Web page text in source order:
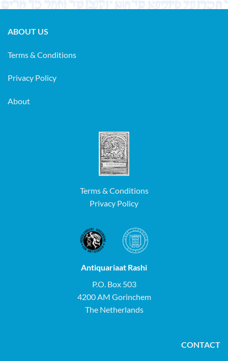
ABOUT US
Terms & Conditions
Privacy Policy
About
Terms & Conditions
Privacy Policy
Antiquariaat Rashi
P.O. Box 503
4200 AM Gorinchem
The Netherlands
CONTACT